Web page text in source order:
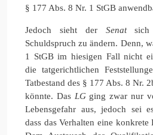
§ 177 Abs. 8 Nr. 1 StGB
Jedoch sieht der Senatsich
Schuldspruch zu ändern. Denn,
1 StGB im hiesigen Fall nicht
die tatgerichtlichen
Tatbestand des § 177 Abs. 8 Nr.
könnte. Das LGging zwar nur
Lebensgefahr aus, jedoch sei
dass das Verhalten eine konkrete